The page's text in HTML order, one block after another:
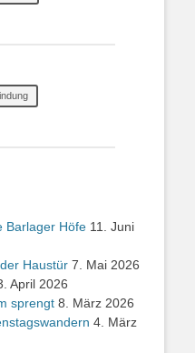
Barlager Höfe 11. Juni
Haustür 7. Mai 2026
April 2026
sprengt 8. März 2026
4. März